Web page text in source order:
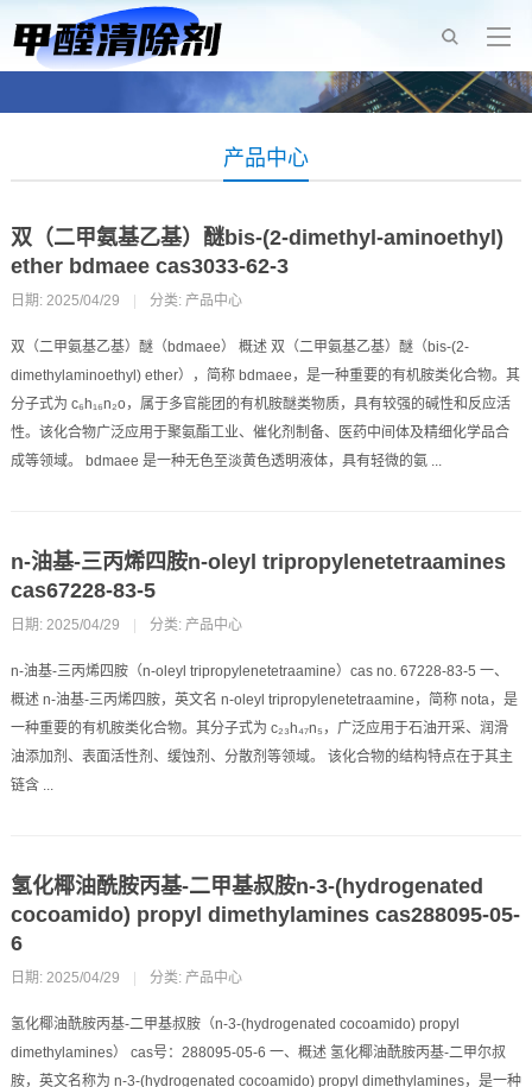
产品中心
双（二甲氨基乙基）醚bis-(2-dimethyl-aminoethyl)
ether bdmaee cas3033-62-3
日期: 2025/04/29 分类: 产品中心
双（二甲氨基乙基）醚（bdmaee） 概述 双（二甲氨基乙基）醚（bis-(2-
dimethylaminoethyl) ether），简称 bdmaee，是一种重要的有机胺类化合物。其
分子式为 c₆h₁₆n₂o，属于多官能团的有机胺醚类物质，具有较强的碱性和反应活
性。该化合物广泛应用于聚氨酯工业、催化剂制备、医药中间体及精细化学品合
成等领域。 bdmaee 是一种无色至淡黄色透明液体，具有轻微的氨 ...
n-油基-三丙烯四胺n-oleyl tripropylenetetraamines
cas67228-83-5
日期: 2025/04/29 分类: 产品中心
n-油基-三丙烯四胺（n-oleyl tripropylenetetraamine）cas no. 67228-83-5 一、
概述 n-油基-三丙烯四胺，英文名 n-oleyl tripropylenetetraamine，简称 nota，是
一种重要的有机胺类化合物。其分子式为 c₂₃h₄₇n₅，广泛应用于石油开采、润滑
油添加剂、表面活性剂、缓蚀剂、分散剂等领域。 该化合物的结构特点在于其主
链含 ...
氢化椰油酰胺丙基-二甲基叔胺n-3-(hydrogenated
cocoamido) propyl dimethylamines cas288095-05-
6
日期: 2025/04/29 分类: 产品中心
氢化椰油酰胺丙基-二甲基叔胺（n-3-(hydrogenated cocoamido) propyl
dimethylamines） cas号：288095-05-6 一、概述 氢化椰油酰胺丙基-二甲尔叔
胺，英文名称为 n-3-(hydrogenated cocoamido) propyl dimethylamines，是一种